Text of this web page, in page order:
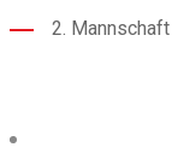
2. Mannschaft